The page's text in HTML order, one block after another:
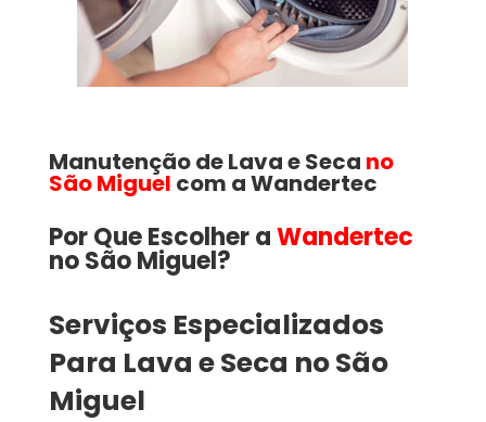
Manutenção de Lava e Seca no
São Miguel com a Wandertec
Por Que Escolher aWandertec
no São Miguel​​​?
Serviços Especializados
Para Lava e Seca no São
Miguel